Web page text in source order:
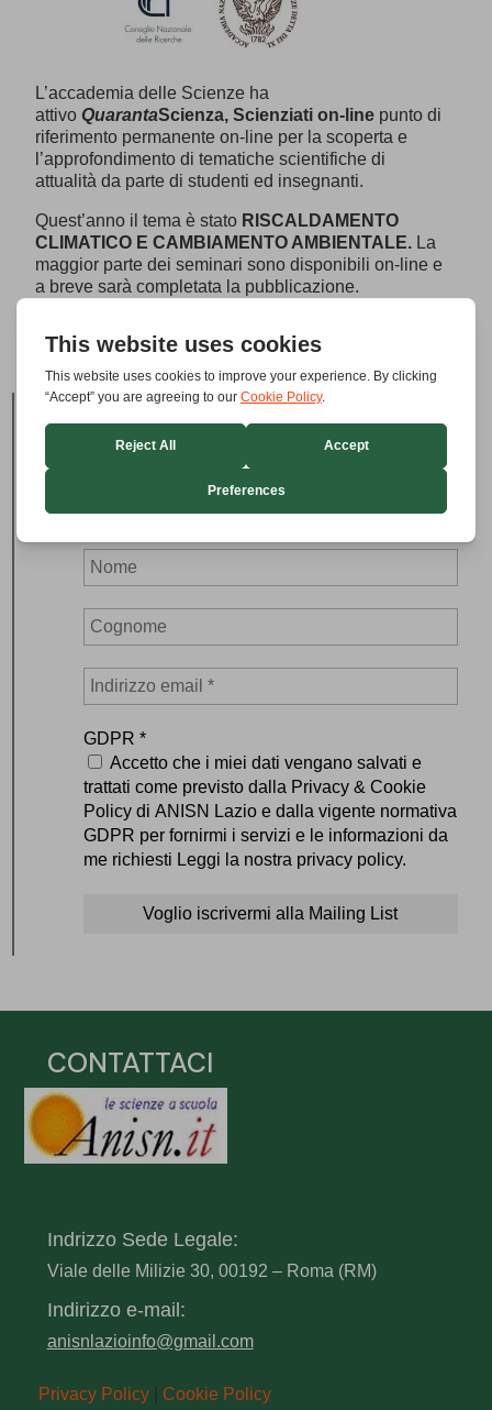
L’accademia delle Scienze ha
attivoQuarantaScienza, Scienziati on-line punto di
riferimento permanente on-line per la scoperta e
l’approfondimento di tematiche scientifiche di
attualità da parte di studenti ed insegnanti.
Quest’anno il tema è stato RISCALDAMENTO
CLIMATICO E CAMBIAMENTO AMBIENTALE. La
maggior parte dei seminari sono disponibili on-line e
a breve sarà completata la pubblicazione.
quarantascienza/
Iscriviti alla Mailing List e ricevi gli
aggiornamenti e le notizie di ANISN Lazio
GDPR *
Accetto che i miei dati vengano salvati e
trattati come previsto dalla Privacy & Cookie
Policy di ANISN Lazio e dalla vigente normativa
GDPR per fornirmi i servizi e le informazioni da
me richiesti Leggi la nostra privacy policy.
CONTATTACI
Indrizzo Sede Legale:
Viale delle Milizie 30, 00192 – Roma (RM)
Indirizzo e-mail:
anisnlazioinfo@gmail.com
Privacy Policy| Cookie Policy